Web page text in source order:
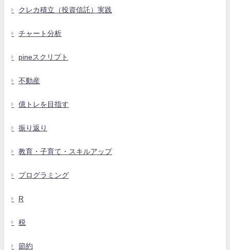
クレカ積立（投資信託）実践
チャート分析
pineスクリプト
不動産
億トレを目指す
振り返り
教育・子育て・スキルアップ
プログラミング
R
税
節約